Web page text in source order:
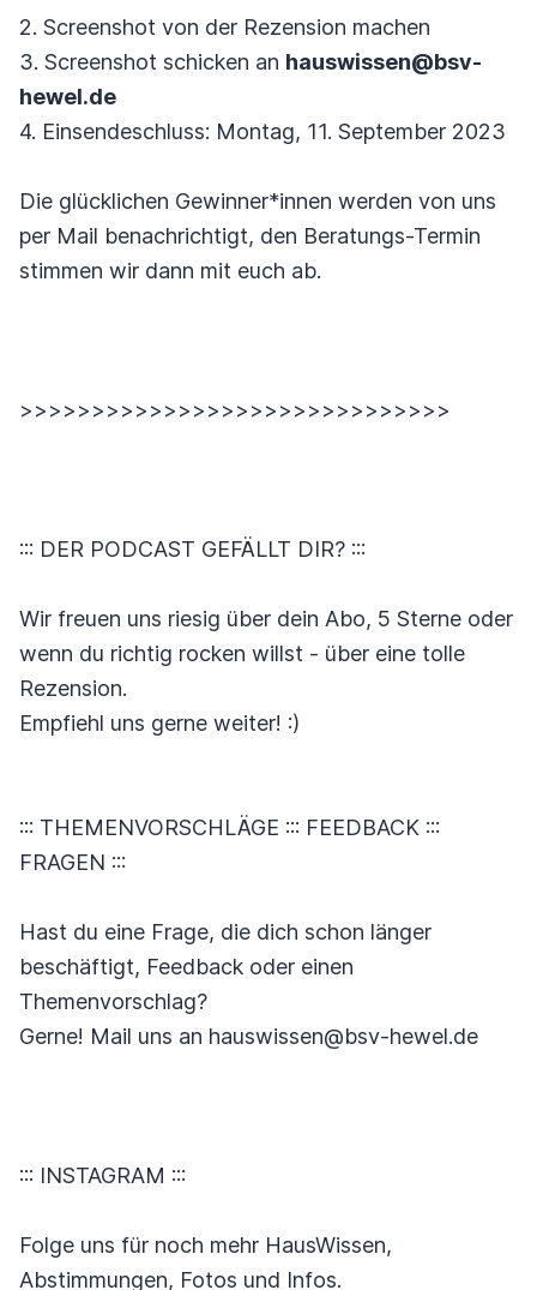
2. Screenshot von der Rezension machen
3. Screenshot schicken an hauswissen@bsv-
hewel.de
4. Einsendeschluss: Montag, 11. September 2023
Die glücklichen Gewinner*innen werden von uns
per Mail benachrichtigt, den Beratungs-Termin
stimmen wir dann mit euch ab.
>>>>>>>>>>>>>>>>>>>>>>>>>>>>>>
::: DER PODCAST GEFÄLLT DIR? :::
Wir freuen uns riesig über dein Abo, 5 Sterne oder
wenn du richtig rocken willst - über eine tolle
Rezension.
Empfiehl uns gerne weiter! :)
::: THEMENVORSCHLÄGE ::: FEEDBACK :::
FRAGEN :::
Hast du eine Frage, die dich schon länger
beschäftigt, Feedback oder einen
Themenvorschlag?
Gerne! Mail uns an hauswissen@bsv-hewel.de
::: INSTAGRAM :::
Folge uns für noch mehr HausWissen,
Abstimmungen, Fotos und Infos.